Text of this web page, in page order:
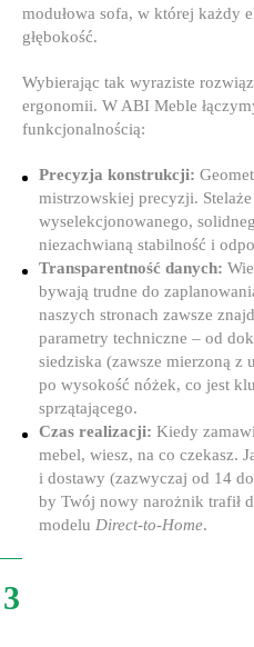
modułowa sofa, w której każdy
głębokość.
Wybierając tak wyraziste
ergonomii. W ABI Meble
funkcjonalnością:
Precyzja konstrukcji:
mistrzowskiej precyzji.
wyselekcjonowanego,
niezachwianą stabilność i
Transparentność danych:
bywają trudne do
naszych stronach zawsze
parametry techniczne – od
siedziska (zawsze mierzoną z
po wysokość nóżek, co jest
sprzątającego.
Czas realizacji: Kiedy
mebel, wiesz, na co czekasz.
i dostawy (zazwyczaj od 14
by Twój nowy narożnik trafił
modelu Direct-to-Home.
3